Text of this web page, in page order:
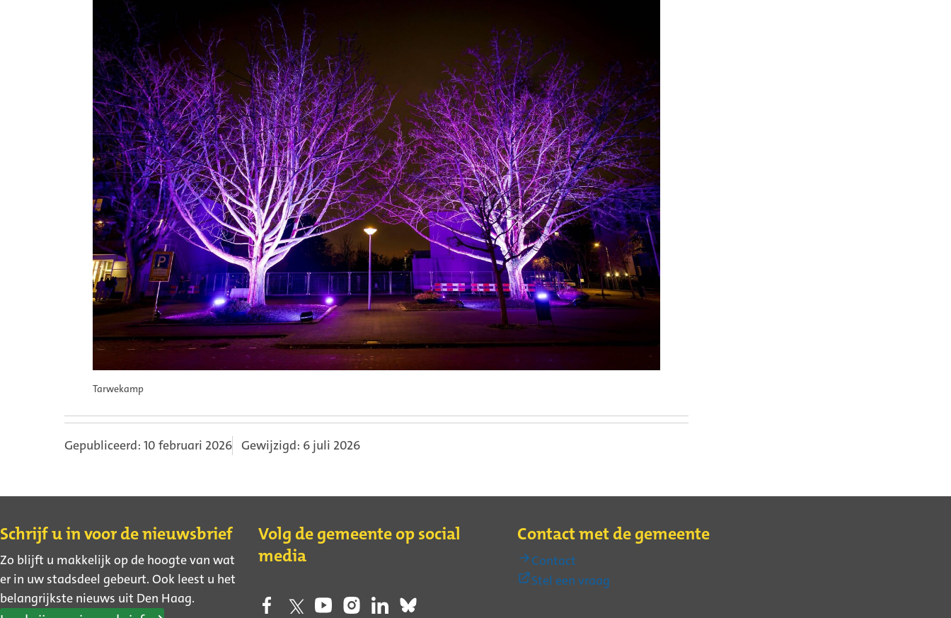
Tarwekamp
Gepubliceerd: 10 februari 2026 Gewijzigd: 6 juli 2026
Contact
Schrijf u in voor de nieuwsbrief
Zo blijft u makkelijk op de hoogte van wat
er in uw stadsdeel gebeurt. Ook leest u het
belangrijkste nieuws uit Den Haag.
Volg de gemeente op social
media
Contact met de gemeente
Contact
Stel een vraag(Externe